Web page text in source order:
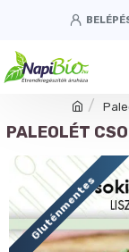
PALEOLÉT
Gluténmentes